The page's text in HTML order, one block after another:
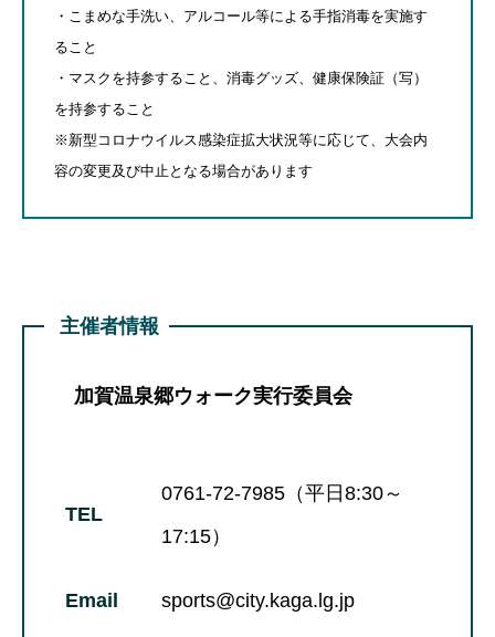
・こまめな手洗い、アルコール等による手指消毒を実施す
ること
・マスクを持参すること、消毒グッズ、健康保険証（写）
を持参すること
※新型コロナウイルス感染症拡大状況等に応じて、大会内
容の変更及び中止となる場合があります
主催者情報
加賀温泉郷ウォーク実行委員会
TEL
0761-72-7985（平日8:30～
17:15）
Email sports@city.kaga.lg.jp